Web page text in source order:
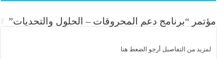
مؤتمر “برنامج دعم المحروقات – الحلول والتحديات”
لمزيد من التفاصيل أرجو الضعط هنا